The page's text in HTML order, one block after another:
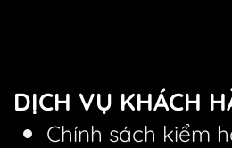
DỊCH VỤ KHÁCH
Chính sách kiểm